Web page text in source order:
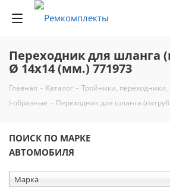
Переходник для шланга
Ø 14х14 (мм.) 771973
Главная - Каталог - Тройники, переходники,
I-образные - Переходник для шланга
ПОИСК ПО МАРКЕ
АВТОМОБИЛЯ
Марка